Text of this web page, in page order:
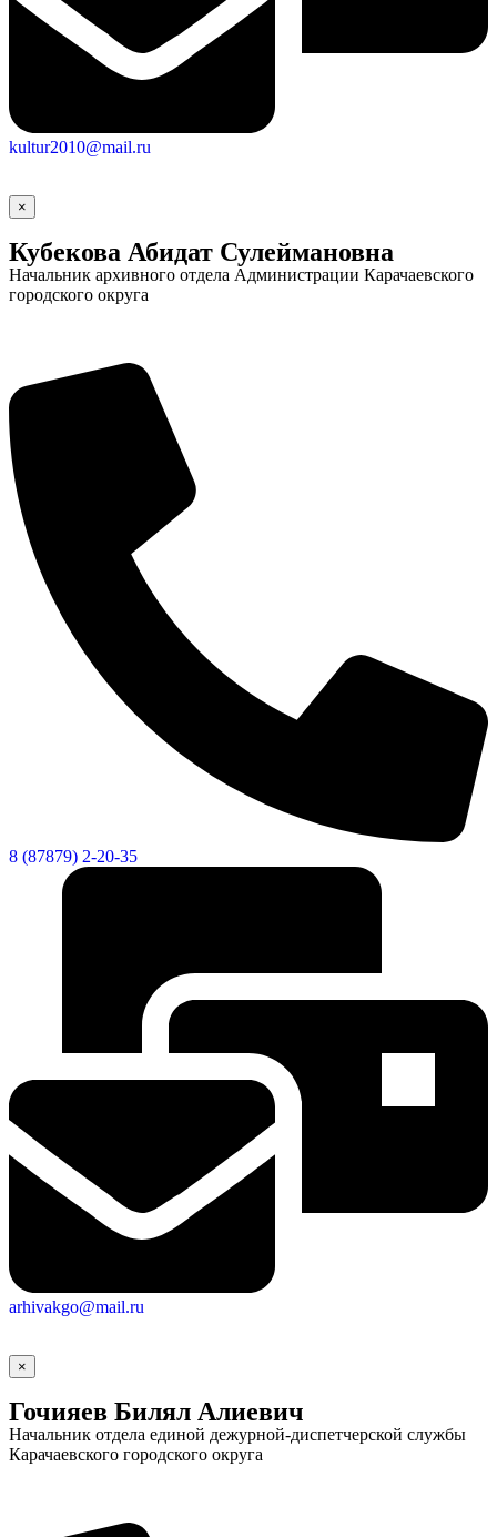
kultur2010@mail.ru
×
Кубекова Абидат Сулеймановна
Начальник архивного отдела Администрации Карачаевского
городского округа
8 (87879) 2-20-35
arhivakgo@mail.ru
×
Гочияев Билял Алиевич
Начальник отдела единой дежурной-диспетчерской службы
Карачаевского городского округа